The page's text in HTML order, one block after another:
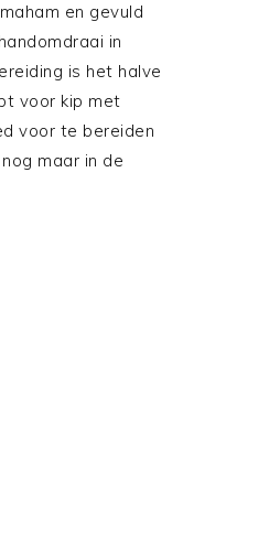
en gevuld
in
is het halve
voor kip met
voor te bereiden
maar in de